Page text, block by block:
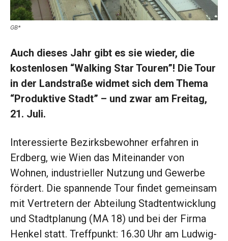
GB*
Auch dieses Jahr gibt es sie wieder, die
kostenlosen “Walking Star Touren”! Die Tour
in der Landstraße widmet sich dem Thema
“Produktive Stadt” – und zwar am Freitag,
21. Juli.
Interessierte Bezirksbewohner erfahren in
Erdberg, wie Wien das Miteinander von
Wohnen, industrieller Nutzung und Gewerbe
fördert. Die spannende Tour findet gemeinsam
mit Vertretern der Abteilung Stadtentwicklung
und Stadtplanung (MA 18) und bei der Firma
Henkel statt. Treffpunkt: 16.30 Uhr am Ludwig-